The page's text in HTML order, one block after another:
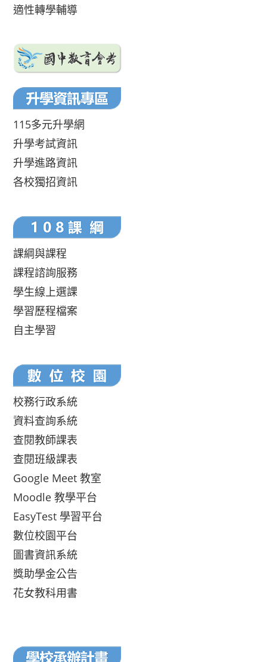
適性轉學輔導
115多元升學網
升學考試資訊
升學進路資訊
各校獨招資訊
課綱與課程
課程諮詢服務
學生線上選課
學習歷程檔案
自主學習
校務行政系統
資料查詢系統
查閱教師課表
查閱班級課表
Google Meet 教室
Moodle 教學平台
EasyTest 學習平台
數位校園平台
圖書資訊系統
獎助學金公告
花女教科用書